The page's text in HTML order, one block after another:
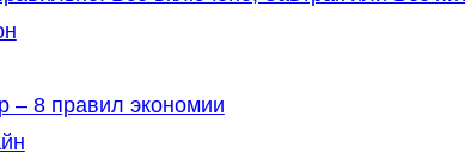
– 8 правил экономии